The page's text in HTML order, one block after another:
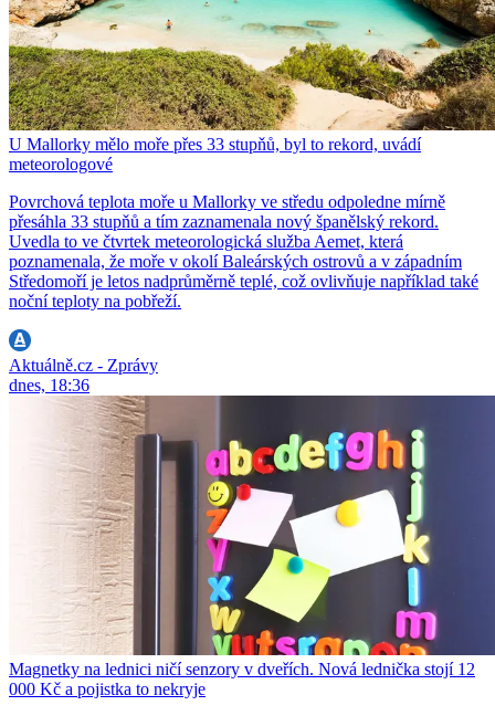
U Mallorky mělo moře přes 33 stupňů, byl to rekord, uvádí
meteorologové
Povrchová teplota moře u Mallorky ve středu odpoledne mírně
přesáhla 33 stupňů a tím zaznamenala nový španělský rekord.
Uvedla to ve čtvrtek meteorologická služba Aemet, která
poznamenala, že moře v okolí Baleárských ostrovů a v západním
Středomoří je letos nadprůměrně teplé, což ovlivňuje například také
noční teploty na pobřeží.
Aktuálně.cz - Zprávy
dnes, 18:36
Magnetky na lednici ničí senzory v dveřích. Nová lednička stojí 12
000 Kč a pojistka to nekryje